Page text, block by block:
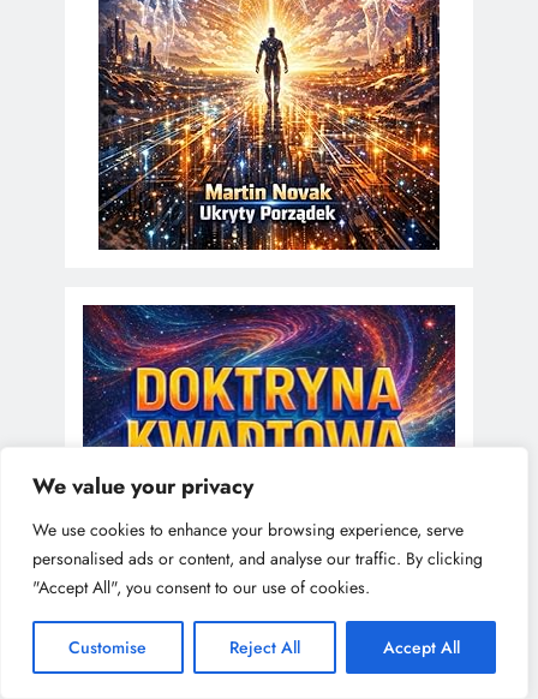
We value your privacy
We use cookies to enhance your browsing experience, serve
personalised ads or content, and analyse our traffic. By clicking
"Accept All", you consent to our use of cookies.
Customise Reject All Accept All